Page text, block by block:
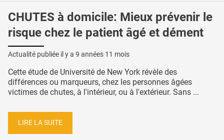
CHUTES à domicile: Mieux prévenir le
risque chez le patient âgé et dément
Actualité publiée il y a 9 années 11 mois
Cette étude de Université de New York révèle des
différences ou marqueurs, chez les personnes âgées
victimes de chutes, à l'intérieur, ou à l'extérieur. Sans ...
LIRE LA SUITE